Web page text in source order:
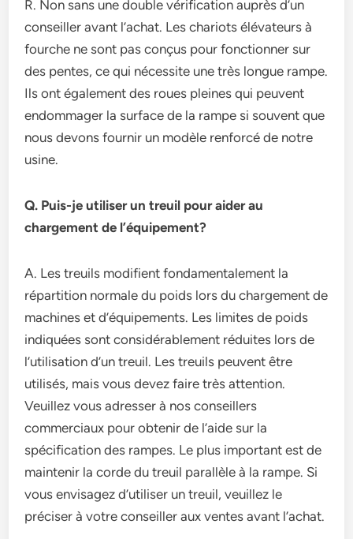
R. Non sans une double vérification auprès d’un
conseiller avant l’achat. Les chariots élévateurs à
fourche ne sont pas conçus pour fonctionner sur
des pentes, ce qui nécessite une très longue rampe.
Ils ont également des roues pleines qui peuvent
endommager la surface de la rampe si souvent que
nous devons fournir un modèle renforcé de notre
usine.
Q. Puis-je utiliser un treuil pour aider au
chargement de l’équipement?
A. Les treuils modifient fondamentalement la
répartition normale du poids lors du chargement de
machines et d’équipements. Les limites de poids
indiquées sont considérablement réduites lors de
l’utilisation d’un treuil. Les treuils peuvent être
utilisés, mais vous devez faire très attention.
Veuillez vous adresser à nos conseillers
commerciaux pour obtenir de l’aide sur la
spécification des rampes. Le plus important est de
maintenir la corde du treuil parallèle à la rampe. Si
vous envisagez d’utiliser un treuil, veuillez le
préciser à votre conseiller aux ventes avant l’achat.